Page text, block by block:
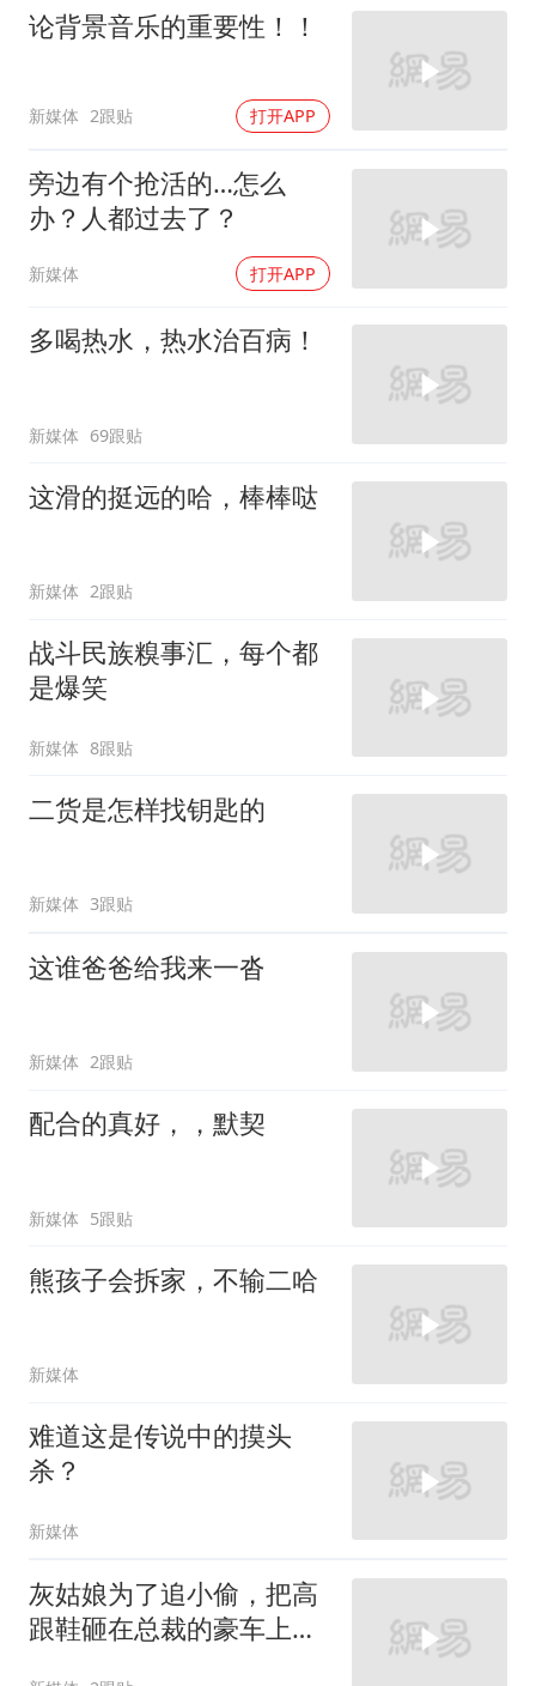
论背景音乐的重要性！！
新媒体 2跟贴 打开APP
旁边有个抢活的…怎么
办？人都过去了？
新媒体 打开APP
多喝热水，热水治百病！
新媒体 69跟贴
这滑的挺远的哈，棒棒哒
新媒体 2跟贴
战斗民族糗事汇，每个都
是爆笑
新媒体 8跟贴
二货是怎样找钥匙的
新媒体 3跟贴
这谁爸爸给我来一沓
新媒体 2跟贴
配合的真好，，默契
新媒体 5跟贴
熊孩子会拆家，不输二哈
新媒体
难道这是传说中的摸头
杀？
新媒体
灰姑娘为了追小偷，把高
跟鞋砸在总裁的豪车上，